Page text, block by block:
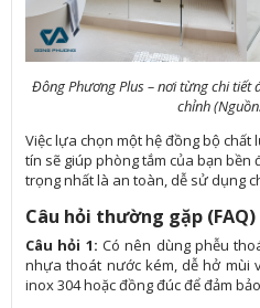
Đông Phương Plus – nơi từng chi tiết
chỉnh
Việc lựa chọn một hệ đồng bộ
tín sẽ giúp phòng tắm của bạn
trọng nhất là an toàn, dễ sử dụng
Câu hỏi thường gặp (FAQ)
Câu hỏi 1:Có nên dùng phễu
nhựa thoát nước kém, dễ hở mùi
inox 304 hoặc đồng đúc để đảm